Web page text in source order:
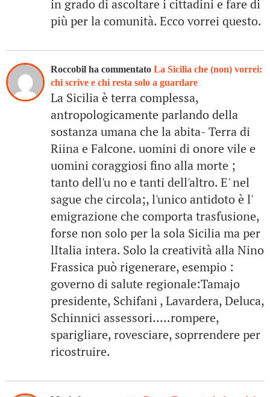
in grado di ascoltare i cittadini e fare di
più per la comunità. Ecco vorrei questo.
Roccobil ha commentato La Sicilia che (non) vorrei:
chi scrive e chi resta solo a guardare
La Sicilia è terra complessa,
antropologicamente parlando della
sostanza umana che la abita- Terra di
Riina e Falcone. uomini di onore vile e
uomini coraggiosi fino alla morte ;
tanto dell'u no e tanti dell'altro. E' nel
sague che circola;, l'unico antidoto è l'
emigrazione che comporta trasfusione,
forse non solo per la sola Sicilia ma per
lItalia intera. Solo la creatività alla Nino
Frassica può rigenerare, esempio :
governo di salute regionale:Tamajo
presidente, Schifani , Lavardera, Deluca,
Schinnici assessori.....rompere,
sparigliare, rovesciare, soprrendere per
ricostruire.